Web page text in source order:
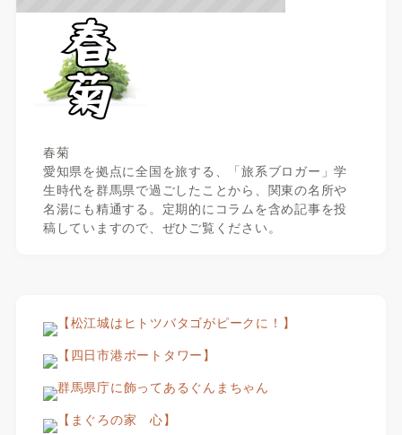
春菊
愛知県を拠点に全国を旅する、「旅系ブロガー」学
生時代を群馬県で過ごしたことから、関東の名所や
名湯にも精通する。定期的にコラムを含め記事を投
稿していますので、ぜひご覧ください。